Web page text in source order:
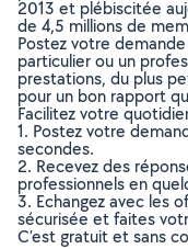
2013 et plébiscitée
de 4,5 millions de
Postez votre
particulier ou un
prestations, du plus
pour un bon rapport
Facilitez votre
1. Postez votre
secondes.
2. Recevez des
professionnels en
3. Echangez avec les
sécurisée et faites
C’est gratuit et sans